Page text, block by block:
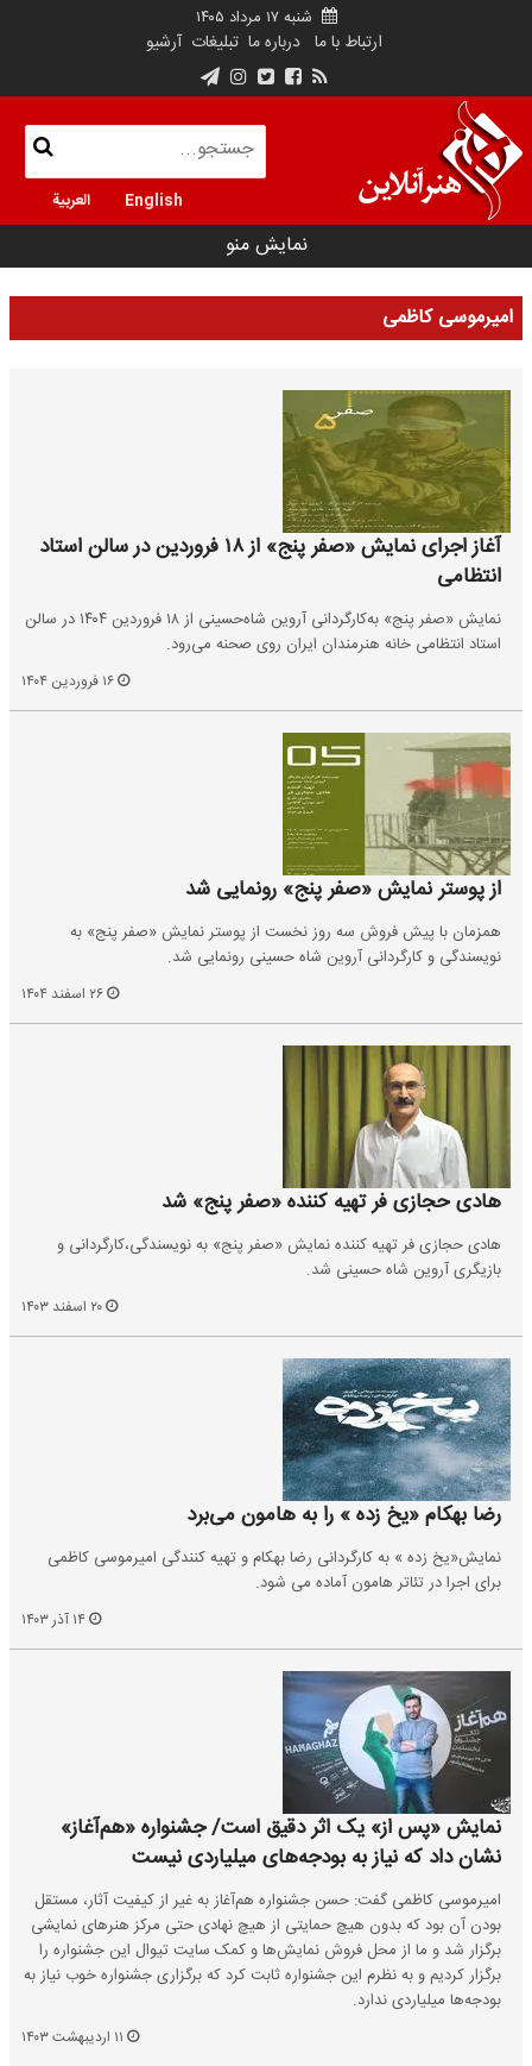
شنبه ۱۷ مرداد ۱۴۰۵
ارتباط با ما درباره ما تبلیغات آرشیو
English العربية
نمایش منو
امیرموسی کاظمی
آغاز اجرای نمایش «صفر پنج» از ۱۸ فروردین در سالن استاد
انتظامی
نمایش «صفر پنج» به‌کارگردانی آروین شاه‌حسینی از ۱۸ فروردین ۱۴۰۴ در سالن
استاد انتظامی خانه هنرمندان ایران روی صحنه می‌رود.
از پوستر نمایش «صفر پنج» رونمایی شد
همزمان با پیش فروش سه روز نخست از پوستر نمایش «صفر پنج» به
نویسندگی و کارگردانی آروین شاه حسینی رونمایی شد.
هادی حجازی فر تهیه کننده «صفر پنج» شد
هادی حجازی فر تهیه کننده نمایش «صفر پنج» به نویسندگی،کارگردانی و
بازیگری آروین شاه حسینی شد.
رضا بهکام «یخ زده » را به هامون می‌برد
نمایش«یخ زده » به کارگردانی رضا بهکام و تهیه کنندگی امیرموسی کاظمی
برای اجرا در تئاتر هامون آماده می شود.
نمایش «پس از» یک اثر دقیق است/ جشنواره «هم‌آغاز»
نشان داد که نیاز به بودجه‌های میلیاردی نیست
امیرموسی کاظمی گفت: حسن جشنواره هم‌آغاز به غیر از کیفیت آثار، مستقل
بودن آن بود که بدون هیچ حمایتی از هیچ نهادی حتی مرکز هنرهای نمایشی
برگزار شد و ما از محل فروش نمایش‌ها و کمک سایت تیوال این جشنواره را
برگزار کردیم و به نظرم این جشنواره ثابت کرد که برگزاری جشنواره خوب نیاز به
بودجه‌ها میلیاردی ندارد.